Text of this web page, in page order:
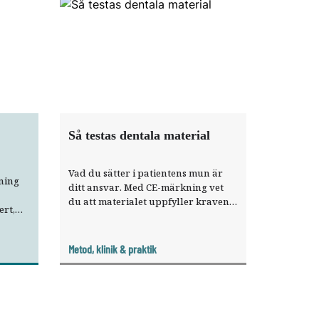
Så testas dentala material
Vad du sätter i patientens mun är
ditt ansvar. Med CE‑märkning vet
du att materialet upp­fyller ­kraven i
Metod, klinik & praktik